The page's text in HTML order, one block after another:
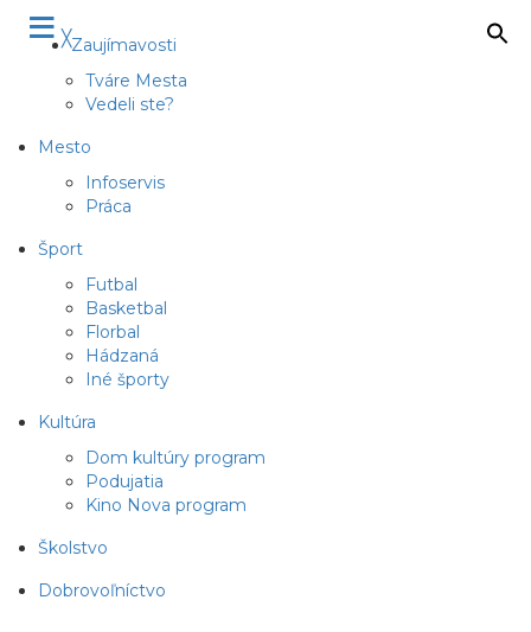
≡ ╳Zaujímavosti
Tváre Mesta
Vedeli ste?
Mesto
Infoservis
Práca
Šport
Futbal
Basketbal
Florbal
Hádzaná
Iné športy
Kultúra
Dom kultúry program
Podujatia
Kino Nova program
Školstvo
Dobrovoľníctvo